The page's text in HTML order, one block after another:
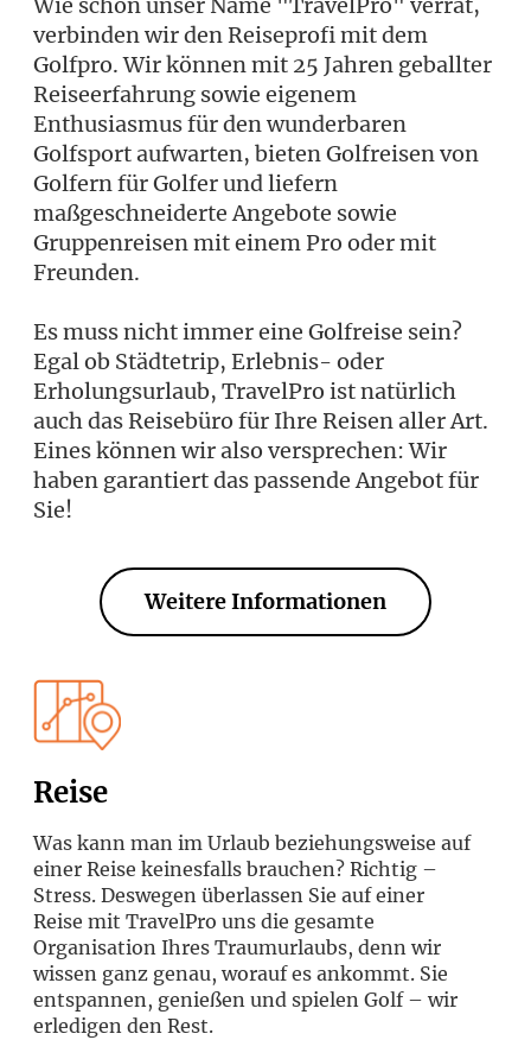
Wie schon unser Name "TravelPro" verrät,
verbinden wir den Reiseprofi mit dem
Golfpro. Wir können mit 25 Jahren geballter
Reiseerfahrung sowie eigenem
Enthusiasmus für den wunderbaren
Golfsport aufwarten, bieten Golfreisen von
Golfern für Golfer und liefern
maßgeschneiderte Angebote sowie
Gruppenreisen mit einem Pro oder mit
Freunden.
Es muss nicht immer eine Golfreise sein?
Egal ob Städtetrip, Erlebnis- oder
Erholungsurlaub, TravelPro ist natürlich
auch das Reisebüro für Ihre Reisen aller Art.
Eines können wir also versprechen: Wir
haben garantiert das passende Angebot für
Sie!
Weitere Informationen
Reise
Was kann man im Urlaub beziehungsweise auf
einer Reise keinesfalls brauchen? Richtig –
Stress. Deswegen überlassen Sie auf einer
Reise mit TravelPro uns die gesamte
Organisation Ihres Traumurlaubs, denn wir
wissen ganz genau, worauf es ankommt. Sie
entspannen, genießen und spielen Golf – wir
erledigen den Rest.